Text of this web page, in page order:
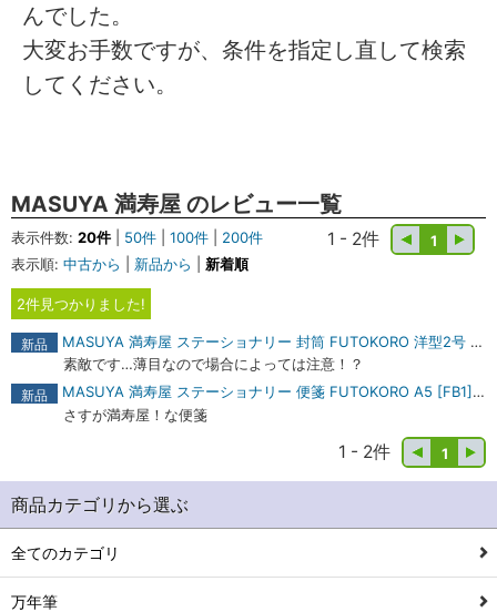
んでした。
大変お手数ですが、条件を指定し直して検索
してください。
MASUYA 満寿屋 のレビュー一覧
表示件数: 20件 50件 100件
200件
表示順: 中古から 新品から 新着順
1
1 - 2件
2件見つかりました!
新品
MASUYA 満寿屋 ステーショナリー 封筒 FUTOKORO 洋型2号 [E3] 商品レビュー
素敵です…薄目なので場合によっては注意！？
新品
MASUYA 満寿屋 ステーショナリー 便箋 FUTOKORO A5 [FB1] 商品レビュー
さすが満寿屋！な便箋
1
1 - 2件
商品カテゴリから選ぶ
全てのカテゴリ
万年筆